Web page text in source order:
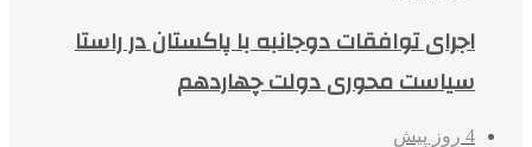
اجرای توافقات دوجانبه با پاکستان در راستا
سیاست محوری دولت چهاردهم
4 روز پیش